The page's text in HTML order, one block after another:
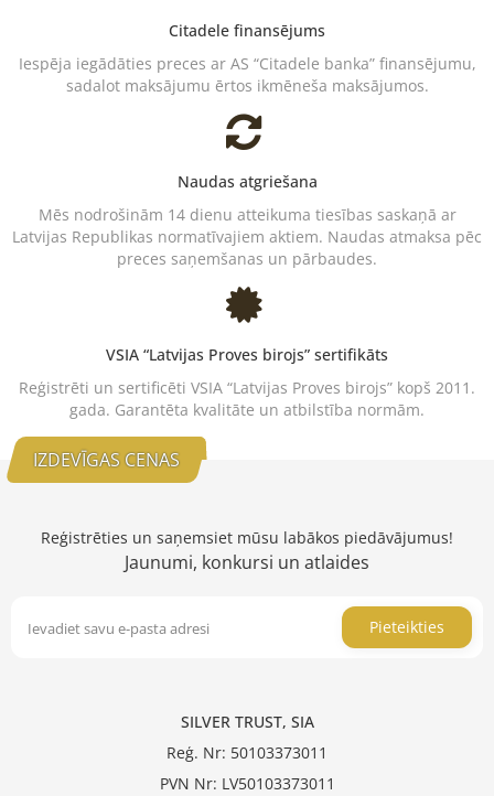
Citadele finansējums
Iespēja iegādāties preces ar AS “Citadele banka” finansējumu,
sadalot maksājumu ērtos ikmēneša maksājumos.
Naudas atgriešana
Mēs nodrošinām 14 dienu atteikuma tiesības saskaņā ar
Latvijas Republikas normatīvajiem aktiem. Naudas atmaksa pēc
preces saņemšanas un pārbaudes.
VSIA “Latvijas Proves birojs” sertifikāts
Reģistrēti un sertificēti VSIA “Latvijas Proves birojs” kopš 2011.
gada. Garantēta kvalitāte un atbilstība normām.
IZDEVĪGAS CENAS
Reģistrēties un saņemsiet mūsu labākos piedāvājumus!
Jaunumi, konkursi un atlaides
Pieteikties
SILVER TRUST, SIA
Reģ. Nr: 50103373011
PVN Nr: LV50103373011